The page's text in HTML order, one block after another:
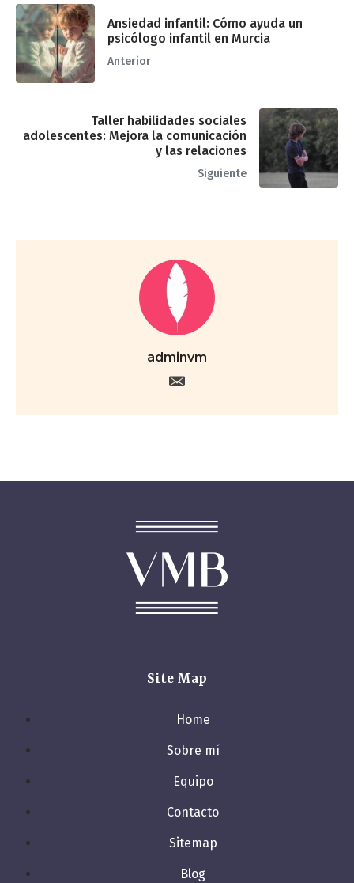
Ansiedad infantil: Cómo ayuda un
psicólogo infantil en Murcia
Anterior
Taller habilidades sociales
adolescentes: Mejora la comunicación
y las relaciones
Siguiente
adminvm
Site Map
Home
Sobre mí
Equipo
Contacto
Sitemap
Blog